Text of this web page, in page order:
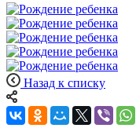
Назад к списку